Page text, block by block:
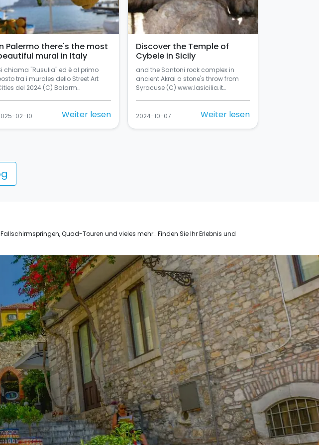
Palermo there's the most
mural in Italy
chiama "Rusulia" ed è al primo
tra i murales dello Street Art
del 2024 (C) Balarm…
02-10 Weiter lesen
Discover the Temple of
Cybele in Sicily
and the Santoni rock complex in
ancient Akrai a stone's throw from
Syracuse (C) www.lasicilia.it…
2024-10-07 Weiter lesen
Quad-Touren und vieles mehr… Finden Sie Ihr Erlebnis und